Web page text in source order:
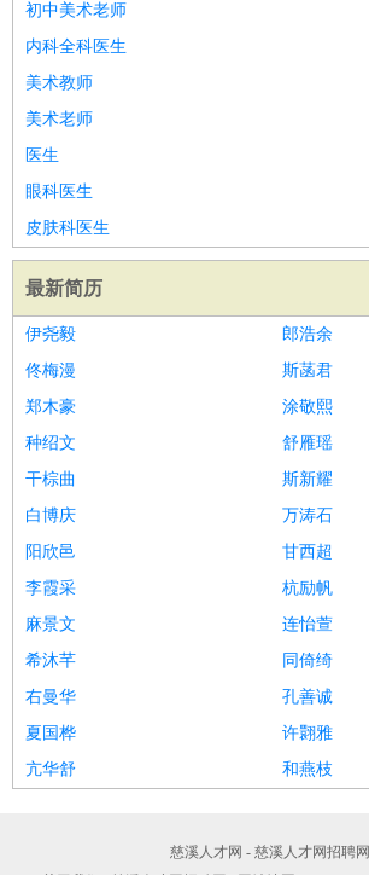
初中美术老师
内科全科医生
美术教师
美术老师
医生
眼科医生
皮肤科医生
最新简历
伊尧毅
郎浩余
佟梅漫
斯菡君
郑木豪
涂敬熙
种绍文
舒雁瑶
干棕曲
斯新耀
白博庆
万涛石
阳欣邑
甘西超
李霞采
杭励帆
麻景文
连怡萱
希沐芊
同倚绮
右曼华
孔善诚
夏国桦
许翾雅
亢华舒
和燕枝
慈溪人才网 - 慈溪人才网招聘网